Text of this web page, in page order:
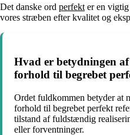
Det danske ord perfekter en vigtig
vores stræben efter kvalitet og
Hvad er betydningen
forhold til begrebet
Ordet fuldkommen betyder at
forhold til begrebet perfekt
tilstand af fuldstændig
eller forventninger.